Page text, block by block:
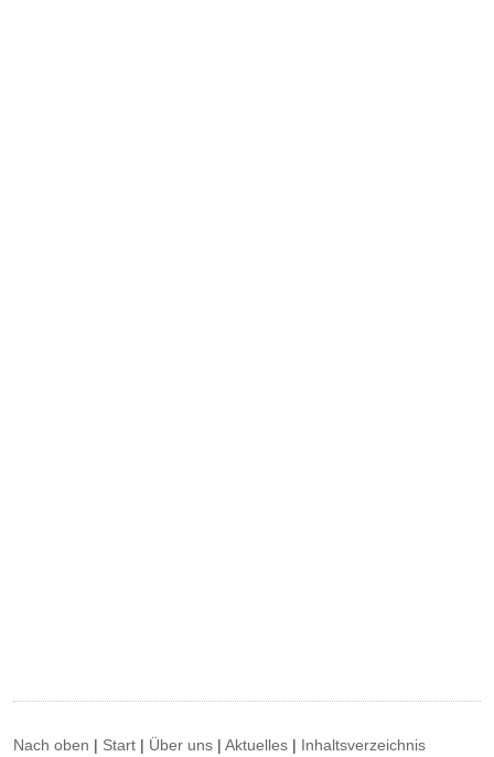
Nach oben | Start | Über uns |Aktuelles | Inhaltsverzeichnis